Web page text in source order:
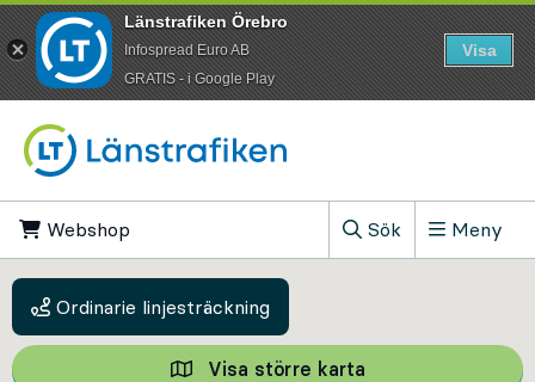
Webshop
Sök
, Visa sökfältet
Meny
Ordinarie linjesträckning
Visa större karta Visa större
Länstrafiken Örebro
Infospread Euro AB
​GRATIS - i Google Play
Visa